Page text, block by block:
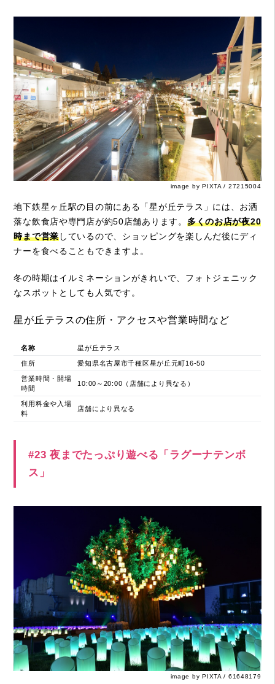
image by PIXTA / 27215004
地下鉄星ヶ丘駅の目の前にある「星が丘テラス」には、お洒
落な飲食店や専門店が約50店舗あります。 多くのお店が夜20
時まで営業しているので、ショッピングを楽しんだ後にディ
ナーを食べることもできますよ。
冬の時期はイルミネーションがきれいで、フォトジェニック
なスポットとしても人気です。
星が丘テラスの住所・アクセスや営業時間など
名称 星が丘テラス
住所 愛知県名古屋市千種区星が丘元町16-50
営業時間・開場
時間
10:00～20:00（店舗により異なる）
利用料金や入場
料
店舗により異なる
#23 夜までたっぷり遊べる「ラグーナテンボ
ス」
image by PIXTA / 61648179